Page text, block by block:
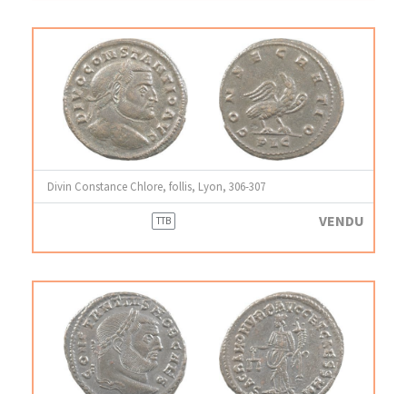
Divin Constance Chlore, follis, Lyon, 306-307
TTB VENDU